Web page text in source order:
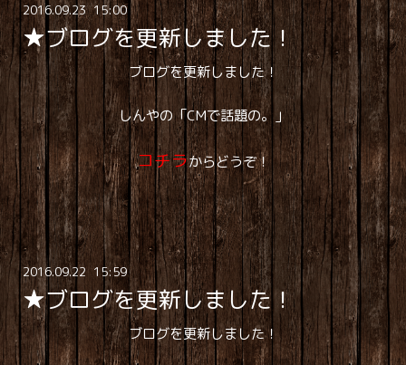
2016.09.23 15:00
★ブログを更新しました！
ブログを更新しました！
しんやの「CMで話題の。」
コチラからどうぞ！
2016.09.22 15:59
★ブログを更新しました！
ブログを更新しました！